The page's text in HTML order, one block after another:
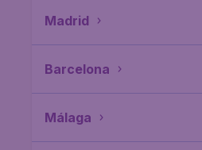
Madrid
Barcelona
Málaga